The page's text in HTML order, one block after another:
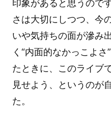
印象があると思うので
さは大切にしつつ、今
いや気持ちの面が滲み
く“内面的なかっこよ
たときに、このライブ
見せよう、というのが
た。